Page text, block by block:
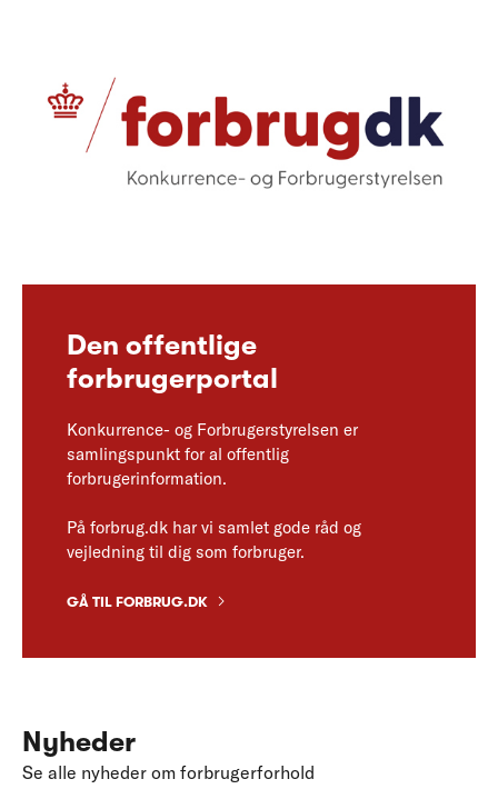
Den offentlige
forbrugerportal
Konkurrence- og Forbrugerstyrelsen er
samlingspunkt for al offentlig
forbrugerinformation.
På forbrug.dk har vi samlet gode råd og
vejledning til dig som forbruger.
GÅ TIL FORBRUG.DK
Nyheder
Se alle nyheder om forbrugerforhold